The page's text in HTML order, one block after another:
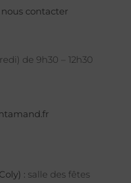
contacter
de 9h30 – 12h30
: salle des fêtes